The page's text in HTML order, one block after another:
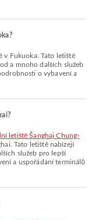
v Fukuoka. Tato letiště
a mnoho dalších služeb
o vybavení a
letiště Šanghaj Chung-
Tato letiště nabízejí
služeb pro lepší
a uspořádání terminálů